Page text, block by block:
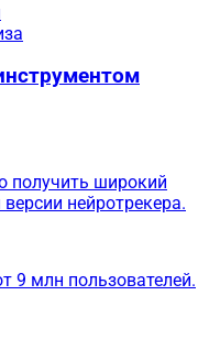
получить широкий
нейротрекера.
9 млн пользователей.